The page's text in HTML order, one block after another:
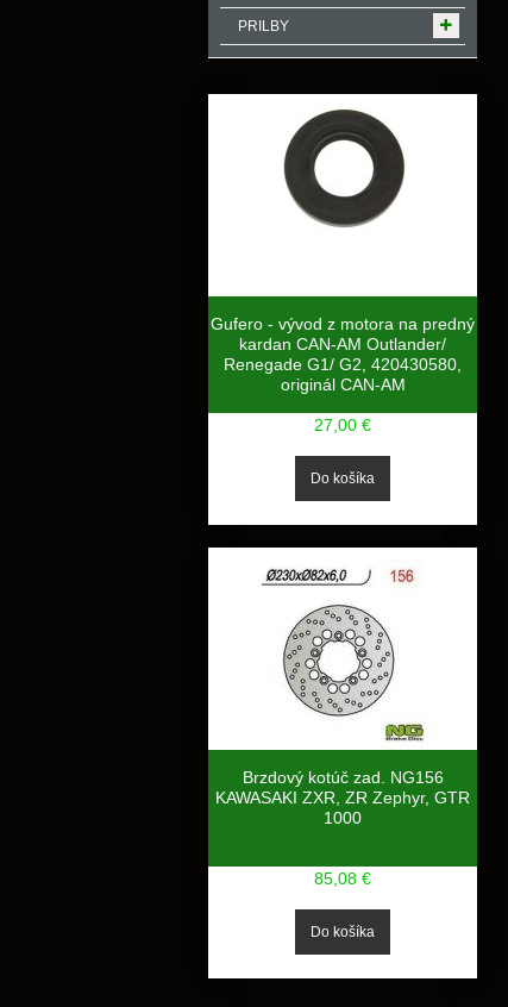
PRILBY
Gufero - vývod z motora na predný
kardan CAN-AM Outlander/
Renegade G1/ G2, 420430580,
originál CAN-AM
27,00 €
Brzdový kotúč zad. NG156
KAWASAKI ZXR, ZR Zephyr, GTR
1000
85,08 €